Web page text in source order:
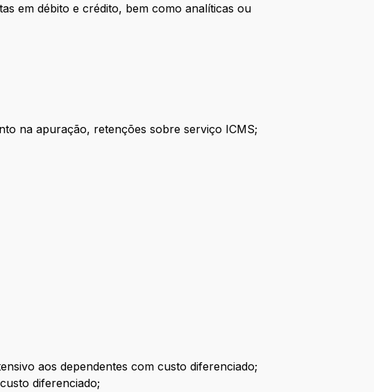
em débito e crédito, bem como analíticas ou
na apuração, retenções sobre serviço ICMS;
aos dependentes com custo diferenciado;
diferenciado;